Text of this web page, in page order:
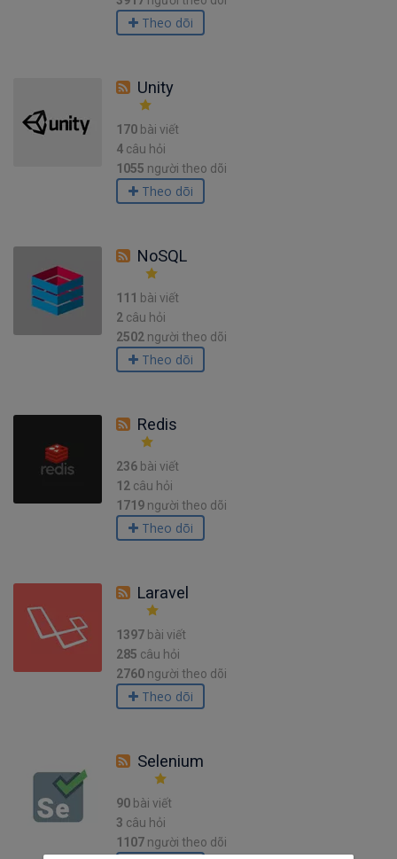
Theo dõi
Unity
170 bài viết
4 câu hỏi
1055 người theo dõi
Theo dõi
NoSQL
111 bài viết
2 câu hỏi
2502 người theo dõi
Theo dõi
Redis
236 bài viết
12 câu hỏi
1719 người theo dõi
Theo dõi
Laravel
1397 bài viết
285 câu hỏi
2760 người theo dõi
Theo dõi
Selenium
90 bài viết
3 câu hỏi
1107 người theo dõi